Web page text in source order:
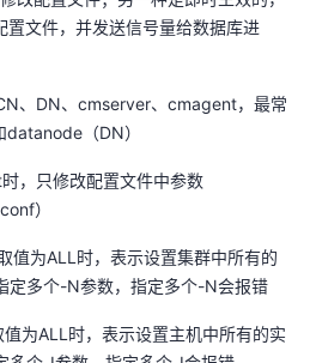
文件，并发送信号量给数据库进
、DN、cmserver、cmagent，最常
（DN）
，只修改配置文件中参数
）
值为ALL时，表示设置集群中所有的
定多个-N参数，指定多个-N会报错
为ALL时，表示设置主机中所有的实